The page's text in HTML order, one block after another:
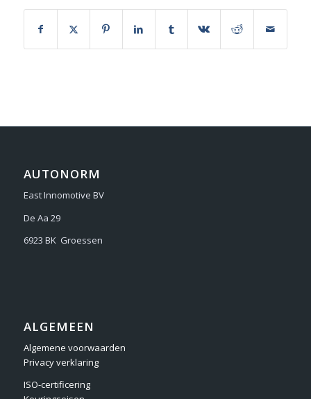
AUTONORM
East Innomotive BV
De Aa 29
6923 BK Groessen
ALGEMEEN
Algemene voorwaarden
Privacy verklaring
ISO-certificering